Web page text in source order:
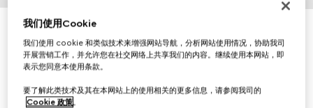
Gucci Blondie系列胸针
€ 350
我们使用Cookie
我们使用 cookie 和类似技术来增强网站导航，分析网站使用情况，协助我司
开展营销工作，并允许您在社交网络上共享我们的内容。继续使用本网站，即
表示您同意本使用条款。
要了解此类技术及其在本网站上的使用相关的更多信息，请参阅我司的
Cookie 政策。